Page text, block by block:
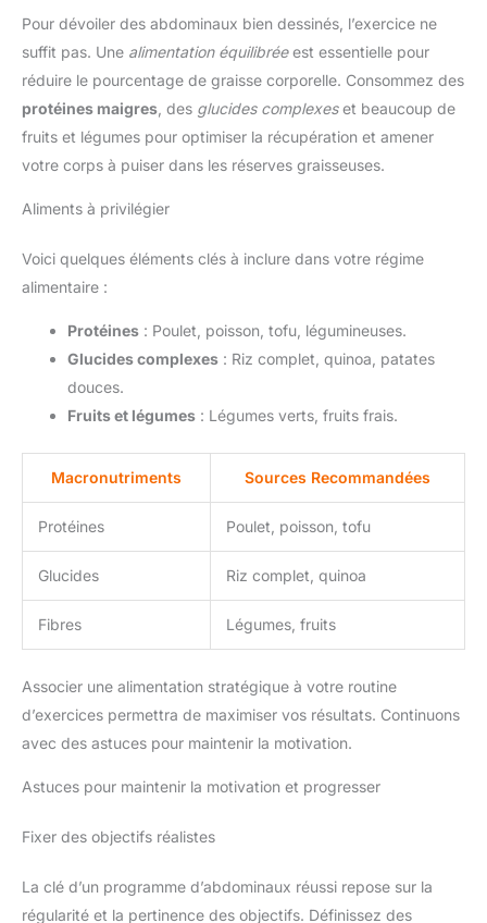
Pour dévoiler des abdominaux bien dessinés, l’exercice ne
suffit pas. Une alimentation équilibréeest essentielle pour
réduire le pourcentage de graisse corporelle. Consommez des
protéines maigres , des glucides complexeset beaucoup de
fruits et légumes pour optimiser la récupération et amener
votre corps à puiser dans les réserves graisseuses.
Aliments à privilégier
Voici quelques éléments clés à inclure dans votre régime
alimentaire :
Protéines : Poulet, poisson, tofu, légumineuses.
Glucides complexes : Riz complet, quinoa, patates
douces.
Fruits et légumes : Légumes verts, fruits frais.
Macronutriments Sources Recommandées
Protéines Poulet, poisson, tofu
Glucides Riz complet, quinoa
Fibres Légumes, fruits
Associer une alimentation stratégique à votre routine
d’exercices permettra de maximiser vos résultats. Continuons
avec des astuces pour maintenir la motivation.
Astuces pour maintenir la motivation et progresser
Fixer des objectifs réalistes
La clé d’un programme d’abdominaux réussi repose sur la
régularité et la pertinence des objectifs. Définissez des